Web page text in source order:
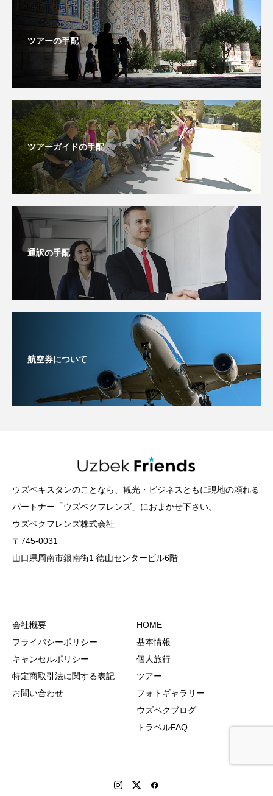
ツアーの手配
ツアーガイドの手配
通訳の手配
航空券について
ウズベキスタンのことなら、観光・ビジネスともに現地の頼れる
パートナー「ウズベクフレンズ」におまかせ下さい。
ウズベクフレンズ株式会社
〒745-0031
山口県周南市銀南街1 徳山センタービル6階
会社概要
プライバシーポリシー
キャンセルポリシー
特定商取引法に関する表記
お問い合わせ
HOME
基本情報
個人旅行
ツアー
フォトギャラリー
ウズベクブログ
トラベルFAQ